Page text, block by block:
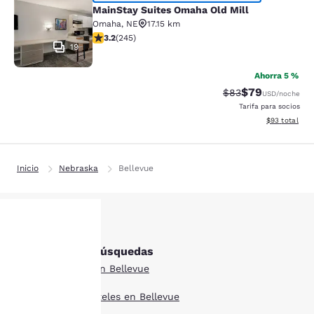
19
MainStay Suites Omaha Old Mill
Omaha, NE
17.15 km
Calificación de 3.16 estrellas. Bueno. 245 reseñas
3.2(245)
Ahorra 5 %
Tarifa tachada:
$83Tarifa
$79USD/noche
Tarifa para socios
Ver detalles
$93 total
Inicio Nebraska Bellevue
Otras Bellevue búsquedas
Todos los hoteles en Bellevue
Estilo boutique hoteles en Bellevue